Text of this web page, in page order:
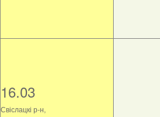
16.03
Свіслацкі р-н,